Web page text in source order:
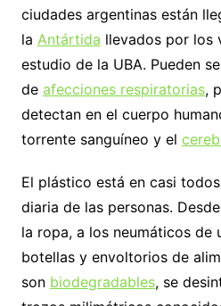
ciudades argentinas están
la Antártida llevados por los
estudio de la UBA. Pueden
de afecciones respiratorias,
detectan en el cuerpo
torrente sanguíneo y el
El plástico está en casi
diaria de las personas.
la ropa, a los neumáticos de
botellas y envoltorios de
son biodegradables, se